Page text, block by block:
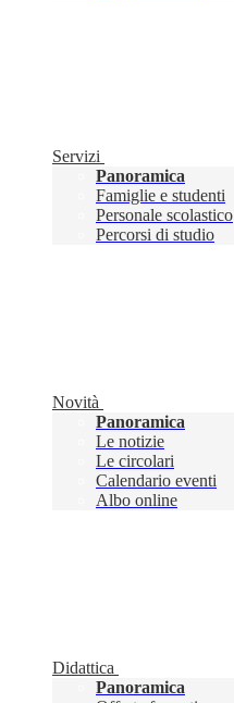
Servizi
Panoramica
Famiglie e studenti
Personale scolastico
Percorsi di studio
Novità
Panoramica
Le notizie
Le circolari
Calendario eventi
Albo online
Didattica
Panoramica